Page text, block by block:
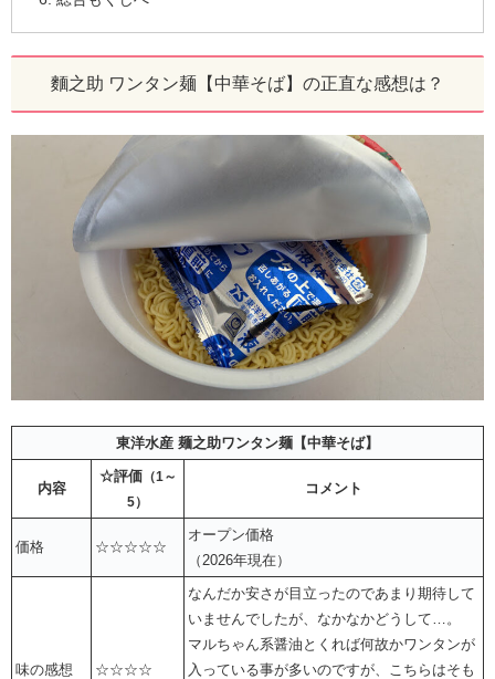
麵之助 ワンタン麺【中華そば】の正直な感想は？
東洋水産 麺之助ワンタン麺【中華そば】
内容
☆評価（1～
5）
コメント
価格 ☆☆☆☆☆
オープン価格
（2026年現在）
味の感想 ☆☆☆☆
なんだか安さが目立ったのであまり期待して
いませんでしたが、なかなかどうして…。
マルちゃん系醤油とくれば何故かワンタンが
入っている事が多いのですが、こちらはそも